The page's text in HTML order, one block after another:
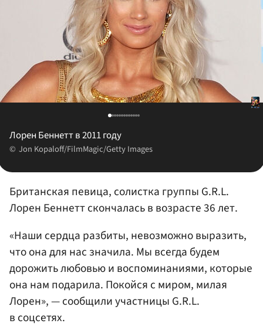
Лорен Беннетт в 2011 году
Jon Kopaloff/FilmMagic/Getty Images
Британская певица, солистка группы G.R.L.
Лорен Беннетт скончалась в возрасте 36 лет.
«Наши сердца разбиты, невозможно выразить,
что она для нас значила. Мы всегда будем
дорожить любовью и воспоминаниями, которые
она нам подарила. Покойся с миром, милая
Лорен», — сообщили участницы G.R.L.
в соцсетях.